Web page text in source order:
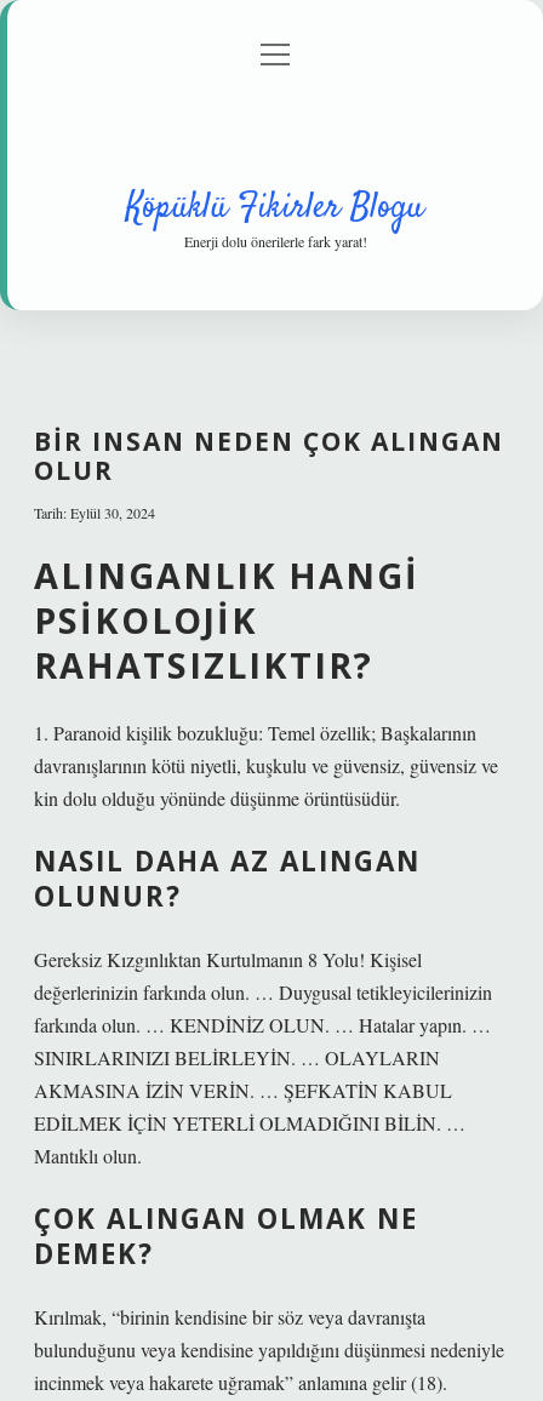
Gizlilik Politikası
menüyü
Köpüklü Fikirler Blogu
Enerji dolu önerilerle fark yarat!
BIR INSAN NEDEN ÇOK ALINGAN
OLUR
Tarih: Eylül 30, 2024
ALINGANLIK HANGI
PSIKOLOJIK
RAHATSIZLIKTIR?
1. Paranoid kişilik bozukluğu: Temel özellik; Başkalarının
davranışlarının kötü niyetli, kuşkulu ve güvensiz, güvensiz ve
kin dolu olduğu yönünde düşünme örüntüsüdür.
NASIL DAHA AZ ALINGAN
OLUNUR?
Gereksiz Kızgınlıktan Kurtulmanın 8 Yolu! Kişisel
değerlerinizin farkında olun. … Duygusal tetikleyicilerinizin
farkında olun. … KENDİNİZ OLUN. … Hatalar yapın. …
SINIRLARINIZI BELİRLEYİN. … OLAYLARIN
AKMASINA İZİN VERİN. … ŞEFKATİN KABUL
EDİLMEK İÇİN YETERLİ OLMADIĞINI BİLİN. …
Mantıklı olun.
ÇOK ALINGAN OLMAK NE
DEMEK?
Kırılmak, “birinin kendisine bir söz veya davranışta
bulunduğunu veya kendisine yapıldığını düşünmesi nedeniyle
incinmek veya hakarete uğramak” anlamına gelir (18).